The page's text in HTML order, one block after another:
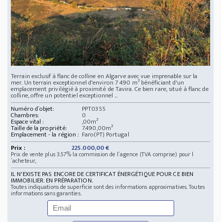
Terrain exclusif à flanc de colline en Algarve avec vue imprenable sur la
mer. Un terrain exceptionnel d'environ 7 490 m² bénéficiant d'un
emplacement privilégié à proximité de Tavira. Ce bien rare, situé à flanc de
colline, offre un potentiel exceptionnel ...
Numéro d´objet:
PPT0355
Chambres: 0
Espace vital : ,00m²
Taille de la propriété: 7.490,00m²
Emplacement - la région : Faro(PT) Portugal
Prix :
225.000,00 €
Prix de vente plus 3.57% la commission de l´agence (TVA comprise) pour l
´acheteur,
IL N'EXISTE PAS ENCORE DE CERTIFICAT ÉNERGÉTIQUE POUR CE BIEN
IMMOBILIER. EN PRÉPARATION.
Toutes indiquations de superficie sont des informations approximatives. Toutes
informations sans garanties.